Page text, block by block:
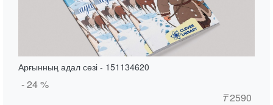
Арғынның адал сөзі - 151134620
- 24 %
₸2590